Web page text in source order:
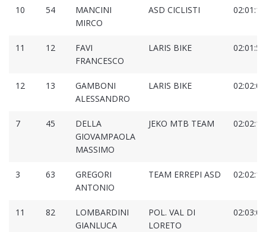
10 54
MANCINI
MIRCO
ASD CICLISTI
11 12
FAVI
FRANCESCO
LARIS BIKE
12 13
GAMBONI
ALESSANDRO
LARIS BIKE
7 45
DELLA
GIOVAMPAOLA
MASSIMO
JEKO MTB TEAM
3 63
GREGORI
ANTONIO
TEAM ERREPI ASD
11 82
LOMBARDINI
GIANLUCA
POL. VAL DI
LORETO